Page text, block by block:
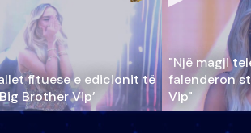
fituese e edicionit të
Brother Vip’
"Një magji
falenderon
Vip"